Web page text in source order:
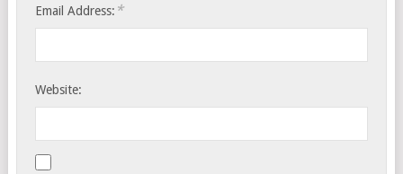
Email Address: *
Website: